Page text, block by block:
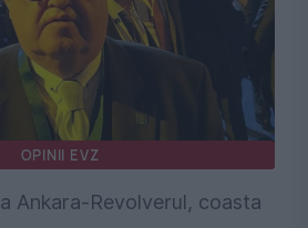
OPINII EVZ
Ankara-Revolverul, coasta